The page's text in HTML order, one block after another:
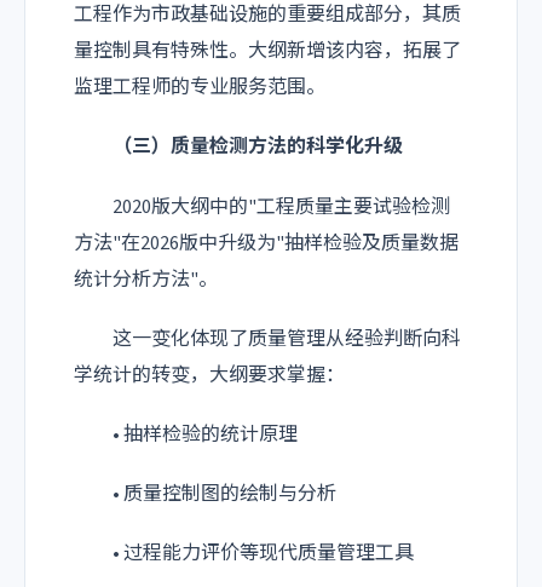
工程作为市政基础设施的重要组成部分，其质
量控制具有特殊性。大纲新增该内容，拓展了
监理工程师的专业服务范围。
（三）质量检测方法的科学化升级
2020版大纲中的"工程质量主要试验检测
方法"在2026版中升级为"抽样检验及质量数据
统计分析方法"。
这一变化体现了质量管理从经验判断向科
学统计的转变，大纲要求掌握：
• 抽样检验的统计原理
• 质量控制图的绘制与分析
• 过程能力评价等现代质量管理工具